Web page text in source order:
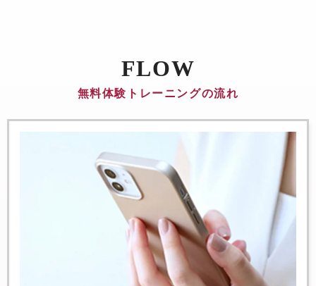
FLOW
無料体験トレーニングの流れ